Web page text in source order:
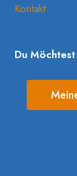
Kontakt
Du